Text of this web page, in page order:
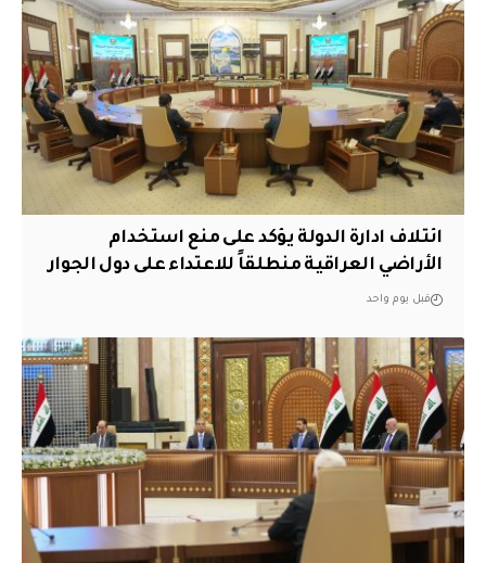
ائتلاف ادارة الدولة يؤكد على منع استخدام
الأراضي العراقية منطلقاً للاعتداء على دول الجوار
قبل يوم واحد